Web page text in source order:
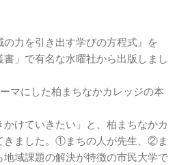
力を引き出す学びの方程式』を
書」で有名な水曜社から出版しまし
マにした柏まちなかカレッジの本
かけていきたい」と、柏まちなかカ
きました。①まちの人が先生、②ま
域課題の解決が特徴の市民大学で